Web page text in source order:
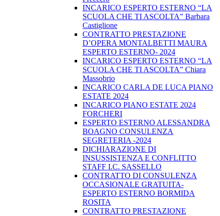
INCARICO ESPERTO ESTERNO “LA
SCUOLA CHE TI ASCOLTA” Barbara
Castiglione
CONTRATTO PRESTAZIONE
D’OPERA MONTALBETTI MAURA
ESPERTO ESTERNO- 2024
INCARICO ESPERTO ESTERNO “LA
SCUOLA CHE TI ASCOLTA” Chiara
Massobrio
INCARICO CARLA DE LUCA PIANO
ESTATE 2024
INCARICO PIANO ESTATE 2024
FORCHERI
ESPERTO ESTERNO ALESSANDRA
BOAGNO CONSULENZA
SEGRETERIA -2024
DICHIARAZIONE DI
INSUSSISTENZA E CONFLITTO
STAFF I.C. SASSELLO
CONTRATTO DI CONSULENZA
OCCASIONALE GRATUITA-
ESPERTO ESTERNO BORMIDA
ROSITA
CONTRATTO PRESTAZIONE